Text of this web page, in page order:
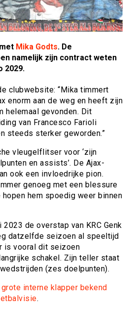
Mika Godts. De
namelijk zijn contract weten
2029.
clubwebsite: “Mika timmert
enorm aan de weg en heeft zijn
helemaal gevonden. Dit
van Francesco Farioli
steeds sterker geworden.”
vleugelflitser voor ‘zijn
en assists’. De Ajax-
ook een invloedrijke pion.
genoeg met een blessure
hopen hem spoedig weer binnen
2023 de overstap van KRC Genk
datzelfde seizoen al speeltijd
is vooral dit seizoen
schakel. Zijn teller staat
(zes doelpunten).
interne klapper bekend
.